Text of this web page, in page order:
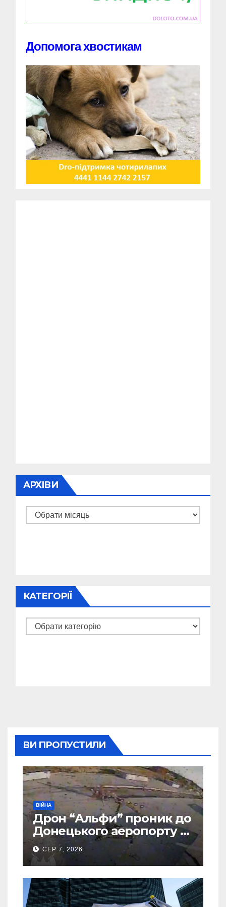
Допомога хвостикам
АРХІВИ
Архіви
КАТЕГОРІЇ
Категорії
ВИ ПРОПУСТИЛИ
ВІЙНА
Дрон “Альфи” проник до
Донецького аеропорту та
спалив “Шахед” ще до
запуску
СЕР 7, 2026